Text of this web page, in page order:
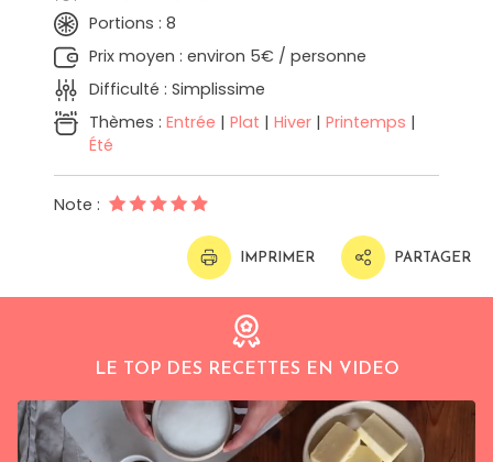
Portions : 8
Prix moyen : environ 5€ / personne
Difficulté : Simplissime
Thèmes : Entrée | Plat | Hiver | Printemps |
Été
Note :
IMPRIMER PARTAGER
LE TOP DES RECETTES EN VIDEO